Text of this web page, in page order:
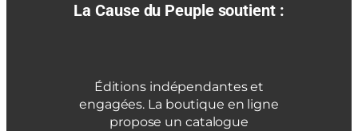
La Cause du Peuple soutient :
Éditions indépendantes et
engagées. La boutique en ligne
propose un catalogue